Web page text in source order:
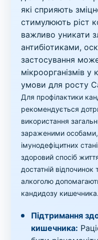
які сприяють
стимулюють ріст
важливо уникати
антибіотиками,
застосування
мікроорганізмів
умови для росту
Для профілактики
рекомендується
використання
зараженими особами,
імунодефіцитних
здоровий спосіб
достатній
алкоголю
кандидозу кишечника.
Підтримання
кишечника: